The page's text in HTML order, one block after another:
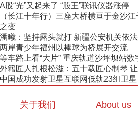
A股“光”又起来了 “股王”联讯仪器涨停
（长江十年行）三座大桥横亘于金沙
之变
潘曦：坚持露头就打 新疆公安机关依
两岸青少年福州以棒球为桥展开交流
等车路上看“大片” 重庆轨道沙坪坝站
外籍匠人扎根松滋：五十载匠心制琴
中国成功发射卫星互联网低轨23组卫星
关于我们 About us